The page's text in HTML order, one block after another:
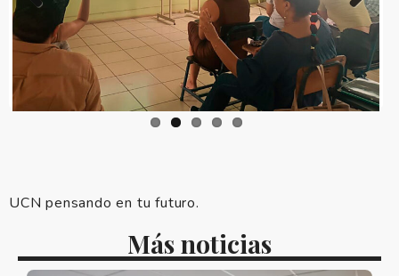
Previous Next
UCN pensando en tu futuro.
Más noticias